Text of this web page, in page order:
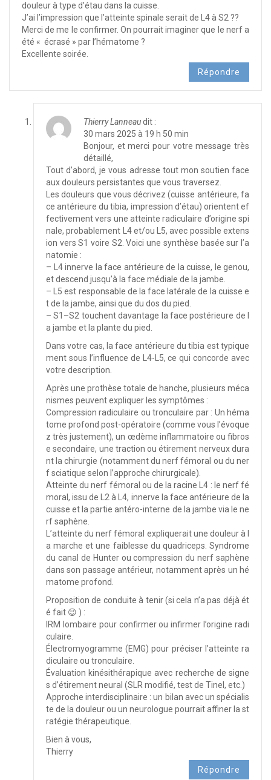
douleur à type d’étau dans la cuisse.
J’ai l’impression que l’atteinte spinale serait de L4 à S2 ??
Merci de me le confirmer. On pourrait imaginer que le nerf a
été « écrasé » par l’hématome ?
Excellente soirée.
Répondre
Thierry Lanneaudit :
30 mars 2025 à 19 h 50 min
Bonjour, et merci pour votre message très
détaillé,
Tout d’abord, je vous adresse tout mon soutien face
aux douleurs persistantes que vous traversez.
Les douleurs que vous décrivez (cuisse antérieure, fa
ce antérieure du tibia, impression d’étau) orientent ef
fectivement vers une atteinte radiculaire d’origine spi
nale, probablement L4 et/ou L5, avec possible extens
ion vers S1 voire S2. Voici une synthèse basée sur l’a
natomie :
– L4 innerve la face antérieure de la cuisse, le genou,
et descend jusqu’à la face médiale de la jambe.
– L5 est responsable de la face latérale de la cuisse e
t de la jambe, ainsi que du dos du pied.
– S1–S2 touchent davantage la face postérieure de l
a jambe et la plante du pied.
Dans votre cas, la face antérieure du tibia est typique
ment sous l’influence de L4-L5, ce qui concorde avec
votre description.
Après une prothèse totale de hanche, plusieurs méca
nismes peuvent expliquer les symptômes :
Compression radiculaire ou tronculaire par : Un héma
tome profond post-opératoire (comme vous l’évoque
z très justement), un œdème inflammatoire ou fibros
e secondaire, une traction ou étirement nerveux dura
nt la chirurgie (notamment du nerf fémoral ou du ner
f sciatique selon l’approche chirurgicale).
Atteinte du nerf fémoral ou de la racine L4 : le nerf fé
moral, issu de L2 à L4, innerve la face antérieure de la
cuisse et la partie antéro-interne de la jambe via le ne
rf saphène.
L’atteinte du nerf fémoral expliquerait une douleur à l
a marche et une faiblesse du quadriceps. Syndrome
du canal de Hunter ou compression du nerf saphène
dans son passage antérieur, notamment après un hé
matome profond.
Proposition de conduite à tenir (si cela n’a pas déjà ét
é fait 😉 ) :
IRM lombaire pour confirmer ou infirmer l’origine radi
culaire.
Électromyogramme (EMG) pour préciser l’atteinte ra
diculaire ou tronculaire.
Évaluation kinésithérapique avec recherche de signe
s d’étirement neural (SLR modifié, test de Tinel, etc.)
Approche interdisciplinaire : un bilan avec un spécialis
te de la douleur ou un neurologue pourrait affiner la st
ratégie thérapeutique.
Bien à vous,
Thierry
Répondre